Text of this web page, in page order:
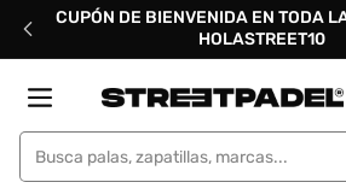
directamente
CUPÓN DE BIENVENIDA EN TODA
HOLASTREET10
Street Padel